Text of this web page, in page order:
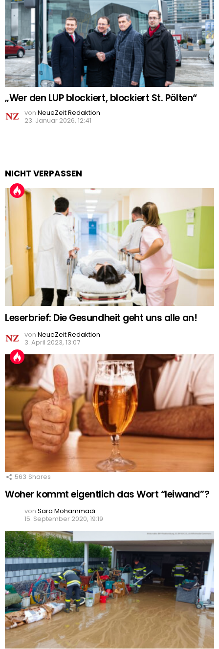
„Wer den LUP blockiert, blockiert St. Pölten“
von NeueZeit Redaktion
23. Januar 2026, 12:41
NICHT VERPASSEN
Leserbrief: Die Gesundheit geht uns alle an!
von NeueZeit Redaktion
3. April 2023, 13:07
563 Shares
Woher kommt eigentlich das Wort “leiwand”?
von Sara Mohammadi
15. September 2020, 19:19